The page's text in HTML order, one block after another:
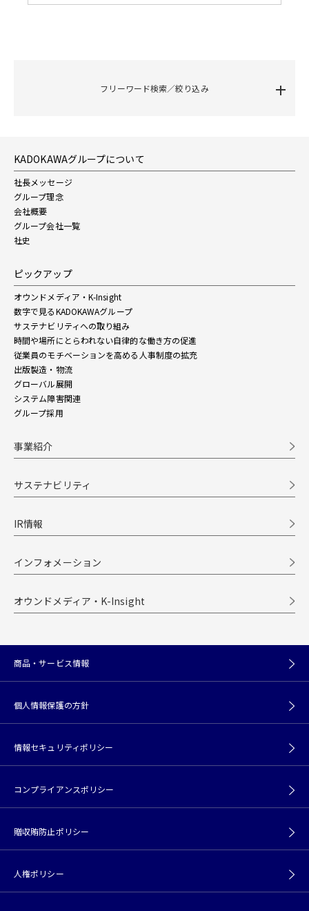
フリーワード検索／絞り込み
KADOKAWAグループについて
社長メッセージ
グループ理念
会社概要
グループ会社一覧
社史
ピックアップ
オウンドメディア・K-Insight
数字で見るKADOKAWAグループ
サステナビリティへの取り組み
時間や場所にとらわれない自律的な働き方の促進
従業員のモチベーションを高める人事制度の拡充
出版製造・物流
グローバル展開
システム障害関連
グループ採用
事業紹介
サステナビリティ
IR情報
インフォメーション
オウンドメディア・K-Insight
商品・サービス情報
個人情報保護の方針
情報セキュリティポリシー
コンプライアンスポリシー
贈収賄防止ポリシー
人権ポリシー